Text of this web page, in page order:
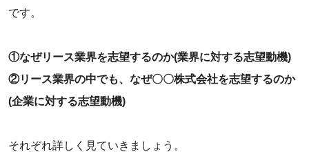
です。
‌①なぜリース業界を志望するのか(業界に対する志望動機)
‌②リース業界の中でも、なぜ〇〇株式会社を志望するのか
(企業に対する志望動機)
‌それぞれ詳しく見ていきましょう。